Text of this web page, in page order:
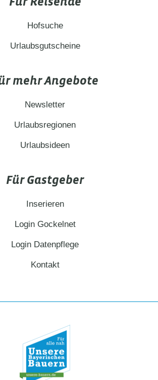
Hofsuche
Urlaubsgutscheine
mehr Angebote
Newsletter
Urlaubsregionen
Urlaubsideen
Für Gastgeber
Inserieren
Login Gockelnet
Login Datenpflege
Kontakt